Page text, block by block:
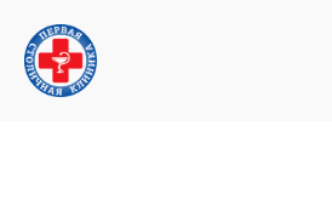
Первая Столичная Клиника